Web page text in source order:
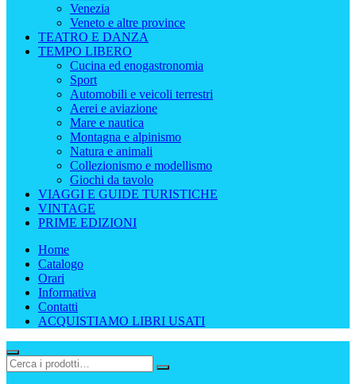
Venezia
Veneto e altre province
TEATRO E DANZA
TEMPO LIBERO
Cucina ed enogastronomia
Sport
Automobili e veicoli terrestri
Aerei e aviazione
Mare e nautica
Montagna e alpinismo
Natura e animali
Collezionismo e modellismo
Giochi da tavolo
VIAGGI E GUIDE TURISTICHE
VINTAGE
PRIME EDIZIONI
Home
Catalogo
Orari
Informativa
Contatti
ACQUISTIAMO LIBRI USATI